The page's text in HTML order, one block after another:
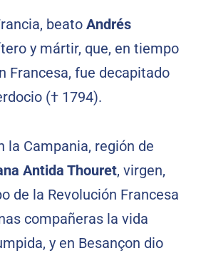
beato Andrés
y mártir, que, en tiempo
Francesa, fue decapitado
(† 1794).
la Campania, región de
Antida Thouret, virgen,
de la Revolución Francesa
compañeras la vida
y en Besançon dio